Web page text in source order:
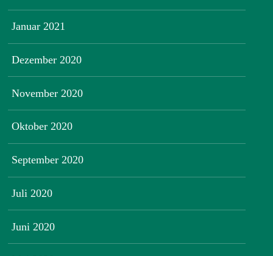
Januar 2021
Dezember 2020
November 2020
Oktober 2020
September 2020
Juli 2020
Juni 2020